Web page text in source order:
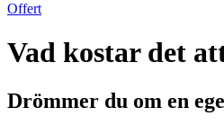
Offert
Vad kostar det
Drömmer du om en